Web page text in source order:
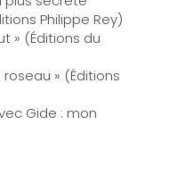
Philippe Rey)
» (Éditions du
roseau » (Éditions
Gide : mon